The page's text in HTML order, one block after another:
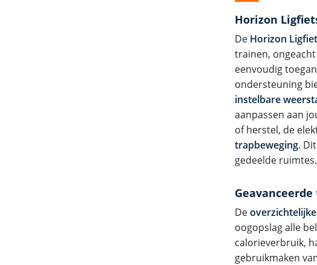
Horizon
De Horizon
trainen,
eenvoudig
ondersteuning
instelbare
aanpassen aan
of herstel, de
trapbeweging.
gedeelde ruimtes.
De
oogopslag alle
calorieverbruik,
gebruikmaken